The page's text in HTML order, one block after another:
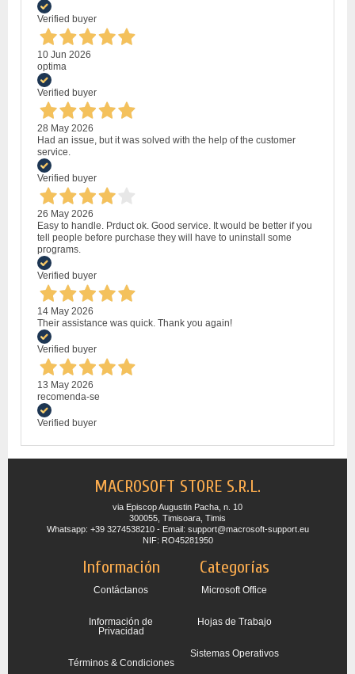
Verified buyer
10 Jun 2026
optima
Verified buyer
28 May 2026
Had an issue, but it was solved with the help of the customer
service.
Verified buyer
26 May 2026
Easy to handle. Prduct ok. Good service. It would be better if you
tell people before purchase they will have to uninstall some
programs.
Verified buyer
14 May 2026
Their assistance was quick. Thank you again!
Verified buyer
13 May 2026
recomenda-se
Verified buyer
MACROSOFT STORE S.R.L.
via Episcop Augustin Pacha, n. 10
300055, Timisoara, Timis
Whatsapp: +39 3274538210 - Email: support@macrosoft-support.eu
NIF: RO45281950
Información
Contáctanos
Información de
Privacidad
Términos & Condiciones
Categorías
Microsoft Office
Hojas de Trabajo
Sistemas Operativos